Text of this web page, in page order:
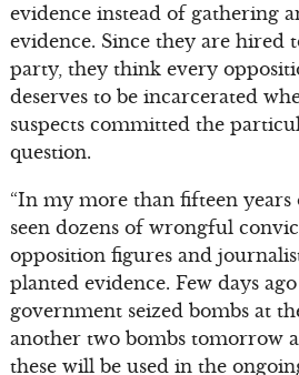
evidence instead of gathering
evidence. Since they are hired
party, they think every
deserves to be incarcerated
suspects committed the
question.
“In my more than fifteen
seen dozens of wrongful
opposition figures and
planted evidence. Few days
government seized bombs at
another two bombs tomorrow
these will be used in the